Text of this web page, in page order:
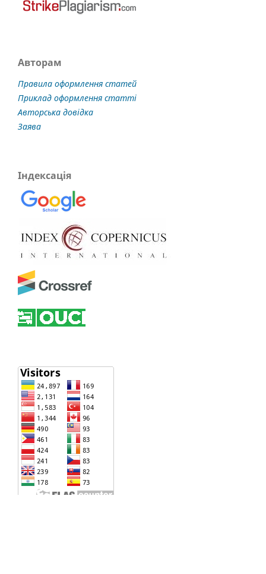
Авторам
Правила оформлення статей
Приклад оформлення статті
Авторська довідка
Заява
Індексація